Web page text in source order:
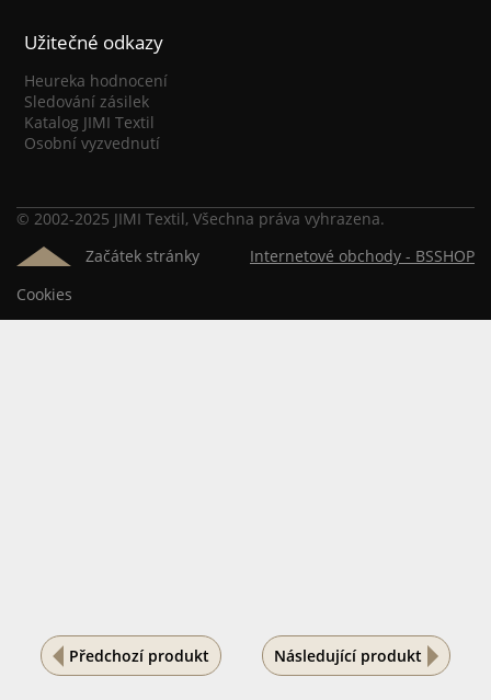
Předchozí produkt Následující produkt
Užitečné odkazy
Heureka hodnocení
Sledování zásilek
Katalog JIMI Textil
Osobní vyzvednutí
© 2002-2025 JIMI Textil, Všechna práva vyhrazena.
Začátek stránky
Internetové obchody - BSSHOP
Cookies